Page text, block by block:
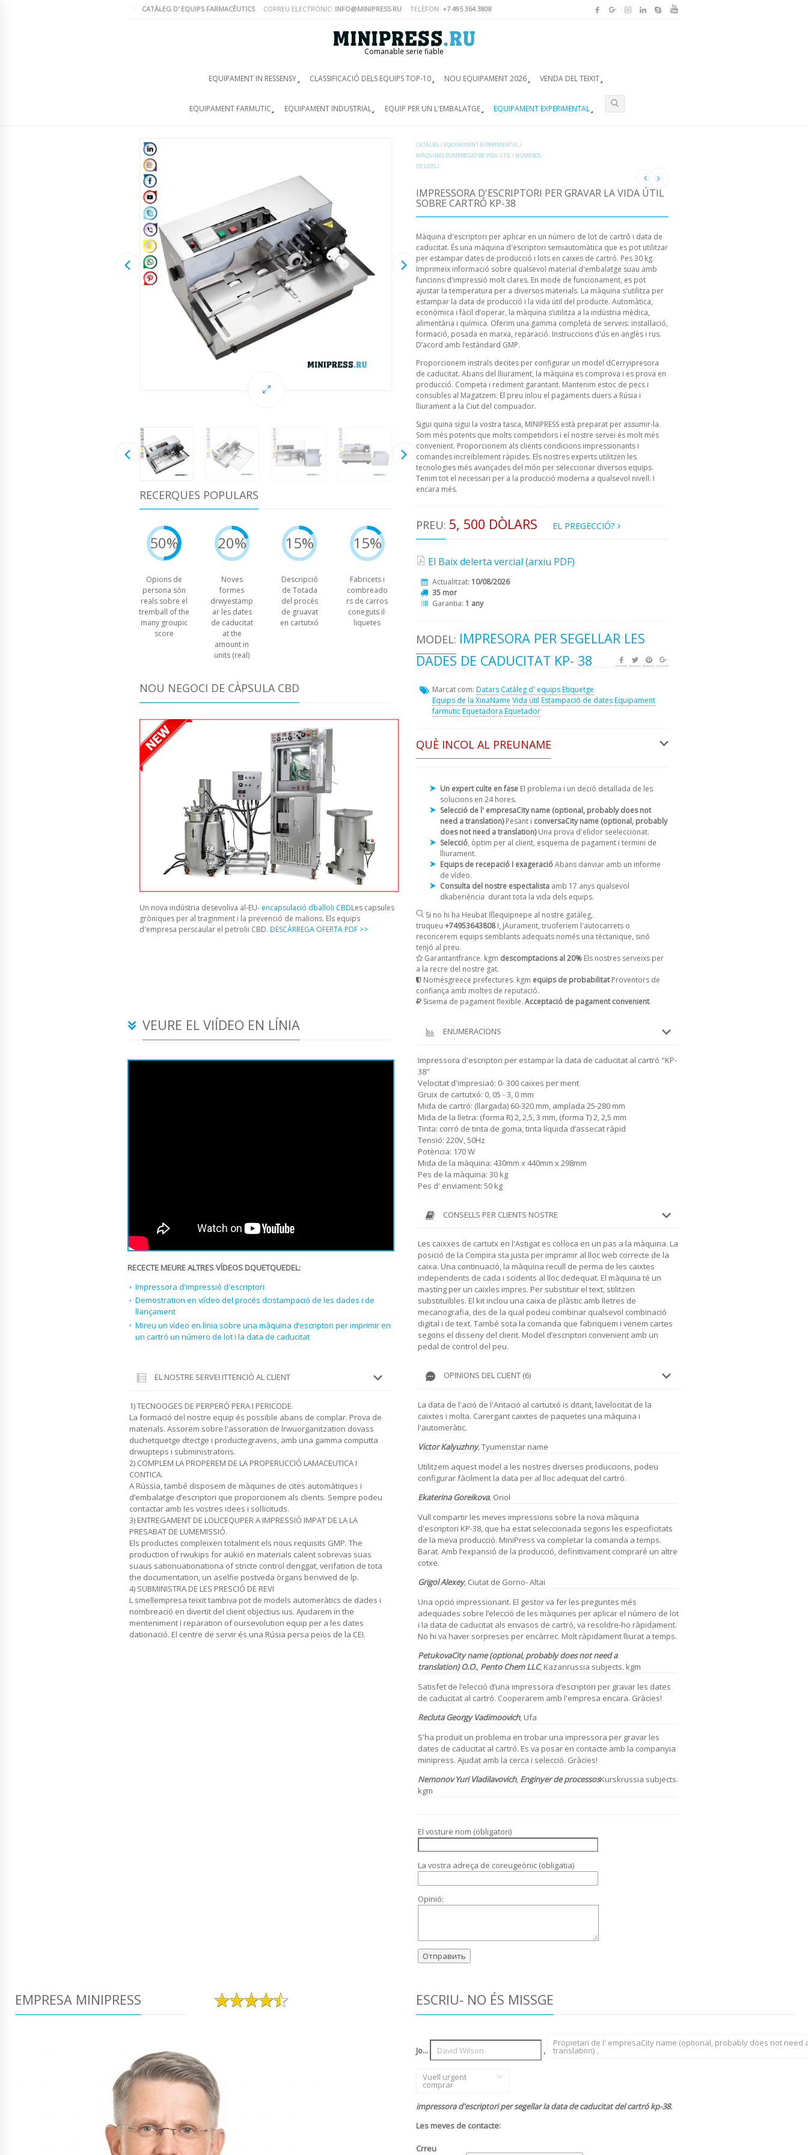
CATÀLEG D' EQUIPS FARMACÈUTICS CORREU ELECTRÒNIC: INFO@MINIPRESS.RU TELÈFON: +7 495 364 3808
Comanable serie fiable
EQUIPAMENT IN RESSENSY CLASSIFICACIÓ DELS EQUIPS TOP-10 NOU EQUIPAMENT 2026 VENDA DEL TEIXIT
EQUIPAMENT FARMUTIC EQUIPAMENT INDUSTRIAL EQUIP PER UN L'EMBALATGE EQUIPAMENT EXPERIMENTAL
RECERQUES POPULARS
50%
Opions de
persona són
reals sobre el
tremball of the
many groupic
score
20%
Noves
formes
drwyestamp
ar les dates
de caducitat
at the
amount in
units (real)
15%
Descripció
de Totada
del procés
de gruavat
en cartutxó
15%
Fabricets i
combreado
rs de carros
coneguts il·
liquetes
NOU NEGOCI DE CÀPSULA CBD
Un nova indústria desevoliva al-EU- encapsulació dballoli CBDLes capsules
gròniques per al traginment i la prevenció de malions. Els equips
d'empresa perscaular el petrolii CBD. DESCÀRREGA OFERTA PDF >>
CATÀLEG / EQUIPAMENT EXPERIMENTAL/
MÀQUINES D'IMPRESSIÓ DE VIDA ÚTIL I NÚMEROS
DE LOTS/
IMPRESSORA D'ESCRIPTORI PER GRAVAR LA VIDA ÚTIL
SOBRE CARTRÓ KP-38
Màquina d'escriptori per aplicar en un número de lot de cartró i data de
caducitat. És una màquina d'escriptori semiautomàtica que es pot utilitzar
per estampar dates de producció i lots en caixes de cartró. Pes 30 kg.
Imprimeix informació sobre qualsevol material d'embalatge suau amb
funcions d'impressió molt clares. En mode de funcionament, es pot
ajustar la temperatura per a diversos materials. La màquina s'utilitza per
estampar la data de producció i la vida útil del producte. Automàtica,
econòmica i fàcil d’operar, la màquina s’utilitza a la indústria mèdica,
alimentària i química. Oferim una gamma completa de serveis: instal·lació,
formació, posada en marxa, reparació. Instruccions d'ús en anglès i rus.
D’acord amb l’estàndard GMP.
Proporcionem instrals decites per configurar un model dCerryipresora
de caducitat. Abans del lliurament, la màquina es comprova i es prova en
producció. Competa i rediment garantant. Mantenim estoc de pecs i
consubles al Magatzem. El preu inlou el pagaments duers a Rúsia i
lliurament a la Ciut del compuador.
Sigui quina sigui la vostra tasca, MINIPRESS està preparat per assumir-la.
Som més potents que molts competidors i el nostre servei és molt més
convenient. Proporcionem als clients condicions impressionants i
comandes increïblement ràpides. Els nostres experts utilitzen les
tecnologies més avançades del món per seleccionar diversos equips.
Tenim tot el necessari per a la producció moderna a qualsevol nivell. I
encara més.
PREU: 5, 500 DÒLARS EL PREGECCIÓ?
El Baix delerta vercial (arxiu PDF)
Actualitzat: 10/08/2026
35 mor
Garantia: 1 any
MODEL: IMPRESORA PER SEGELLAR LES
DADES DE CADUCITAT KP- 38
Marcat com: Datars Catàleg d' equipsEtiquetge
Equips de la XinaName Vida útil Estampació de datesEquipament
farmuticEquetadora Equetador
QUÈ INCOL AL PREUNAME
Un expert culte en fase El problema i un deció detallada de les
solucions en 24 hores.
Selecció de l' empresaCity name (optional, probably does not
need a translation)Pesant i conversaCity name (optional, probably
does not need a translation)Una prova d'elïdor seeleccionat.
Selecció, òptim per al client, esquema de pagament i termini de
lliurament.
Equips de recepació I exageracióAbans danviar amb un informe
de vídeo.
Consulta del nostre espectalista amb 17 anys qualsevol
dkaberiència durant tota la vida dels equips.
Si no hi ha Heubat lßequipnepe al nostre gatàleg,
truqueu +74953643808I, JAurament, truoferiem l'autocarrets o
reconcerem equips semblants adequats només una tèctanique, sinó
tenjó al preu.
Garantantfrance. kgm descomptacions al 20% Els nostres serveixs per
a la recre del nostre gat.
Nomésgreece prefectures. kgm equips de probabilitatProventors de
confiança amb moltes de reputació.
Sisema de pagament flexible. Acceptació de pagament convenient.
VEURE EL VIÍDEO EN LÍNIA
RECECTE MEURE ALTRES VÍDEOS DQUETQUEDEL:
Impressora d'impressió d'escriptori
Demostration en viídeo del procés dcistampació de les dades i de
llançament
Mireu un vídeo en línia sobre una màquina d’escriptori per imprimir en
un cartró un número de lot i la data de caducitat
EL NOSTRE SERVEI ITTENCIÓ AL CLIENT
1) TECNOOGES DE PERPERÓ PERA I PERICODE.
La formació del nostre equip és possible abans de complar. Prova de
materials. Assorem sobre l'assoration de lrwuorganitzation dovass
duchetquetge dtectge i productegravens, amb una gamma computta
drwupteps i subministratoris.
2) COMPLEM LA PROPEREM DE LA PROPERUCCIÓ LAMACEUTICA I
CONTICA.
A Rússia, també disposem de màquines de cites automàtiques i
d’embalatge d’escriptori que proporcionem als clients. Sempre podeu
contactar amb les vostres idees i sol·licituds.
3) ENTREGAMENT DE LOLICEQUPER A IMPRESSIÓ IMPAT DE LA LA
PRESABAT DE LUMEMISSIÓ.
Els productes compleixen totalment els nous requisits GMP. The
production of rwukips for aukió en materials calent sobrevas suas
suaus sationuationationa of stricte control denggat, verifation de tota
the documentation, un aselfie postveda òrgans benvived de lp.
4) SUBMINISTRA DE LES PRESCIÓ DE REVI
L smellempresa teixit tambiva pot de models automeràtics de dades i
nombreació en divertit del client objectius ius. Ajudarem in the
menteniment I reparation of oursevolution equip per a les dates
dationació. El centre de servir és una Rúsia persa peïos de la CEI.
ENUMERACIONS
Impressora d'escriptori per estampar la data de caducitat al cartró "KP-
38"
Velocitat d'impresiaó: 0- 300 caixes per ment
Gruix de cartutxó: 0, 05 - 3, 0 mm
Mida de cartró: (llargada) 60-320 mm, amplada 25-280 mm
Mida de la lletra: (forma R) 2, 2,5, 3 mm, (forma T) 2, 2,5 mm
Tinta: corró de tinta de goma, tinta líquida d’assecat ràpid
Tensió: 220V, 50Hz
Potència: 170 W
Mida de la màquina: 430mm x 440mm x 298mm
Pes de la màquina: 30 kg
Pes d' enviament: 50 kg
CONSELLS PER CLIENTS NOSTRE
Les caixxes de cartutx en l'Astigat es col·loca en un pas a la màquina. La
posició de la Compira sta justa per impramir al lloc web correcte de la
caixa. Una continuació, la màquina recull de perma de les caixtes
independents de cada i scidents al lloc dedequat. El màquina té un
masting per un caixles impres. Per substituir el text, stilitzen
substituïbles. El kit inclou una caixa de plàstic amb lletres de
mecanografia, des de la qual podeu combinar qualsevol combinació
digital i de text. També sota la comanda que fabriquem i venem cartes
segons el disseny del client. Model d’escriptori convenient amb un
pedal de control del peu.
OPINIONS DEL CLIENT (6)
La data de l'ació de l'Antació al cartutxó is ditant, lavelocitat de la
caixtes i molta. Carergant caixtes de paquetes una màquina i
l'automeràtic.
Victor Kalyuzhny,Tyumenstar name
Utilitzem aquest model a les nostres diverses produccions, podeu
configurar fàcilment la data per al lloc adequat del cartró.
Ekaterina Goreikova, Oriol
Vull compartir les meves impressions sobre la nova màquina
d'escriptori KP-38, que ha estat seleccionada segons les especificitats
de la meva producció. MiniPress va completar la comanda a temps.
Barat. Amb l’expansió de la producció, definitivament compraré un altre
cotxe.
Grigol Alexey, Ciutat de Gorno- Altai
Una opció impressionant. El gestor va fer les preguntes més
adequades sobre l’elecció de les màquines per aplicar el número de lot
i la data de caducitat als envasos de cartró, va resoldre-ho ràpidament.
No hi va haver sorpreses per encàrrec. Molt ràpidament lliurat a temps.
PetukovaCity name (optional, probably does not need a
translation)O.O., Pento Chem LLC, Kazanrussia subjects. kgm
Satisfet de l’elecció d’una impressora d’escriptori per gravar les dates
de caducitat al cartró. Cooperarem amb l'empresa encara. Gràcies!
Recluta Georgy Vadimoovich, Ufa
S'ha produït un problema en trobar una impressora per gravar les
dates de caducitat al cartró. Es va posar en contacte amb la companyia
minipress. Ajudat amb la cerca i selecció. Gràcies!
Nemonov Yuri Vladilavovich, Enginyer de processosKurskrussia subjects.
kgm
El vosture nom (obligatori)
La vostra adreça de coreugeònic (obligatia)
Opinió:
EMPRESA MINIPRESS ESCRIU- NO ÉS MISSGE
Jo... ,
Propietari de l' empresaCity name (optional, probably does not need
translation) ,
Vuell urgent
comprar
impressora d'escriptori per segellar la data de caducitat del cartró kp-38.
Les meves de contacte:
Crreu